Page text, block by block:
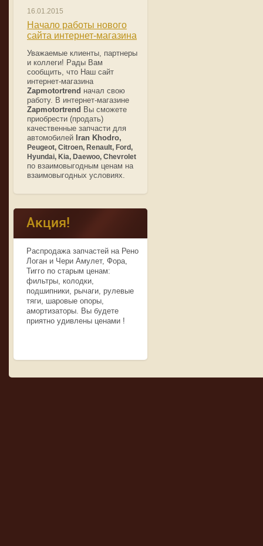
16.01.2015
Начало работы нового
сайта интернет-магазина
Уважаемые клиенты, партнеры
и коллеги! Рады Вам
сообщить, что Наш сайт
интернет-магазина
Zapmotortrend начал свою
работу. В интернет-магазине
Zapmotortrend Вы сможете
приобрести (продать)
качественные запчасти для
автомобилей Iran Khodro,
Peugeot, Citroen, Renault, Ford,
Hyundai, Kia, Daewoo, Chevrolet
по взаимовыгодным ценам на
взаимовыгодных условиях.
Акция!
Распродажа запчастей на Рено
Логан и Чери Амулет, Фора,
Тигго по старым ценам:
фильтры, колодки,
подшипники, рычаги, рулевые
тяги, шаровые опоры,
амортизаторы. Вы будете
приятно удивлены ценами !